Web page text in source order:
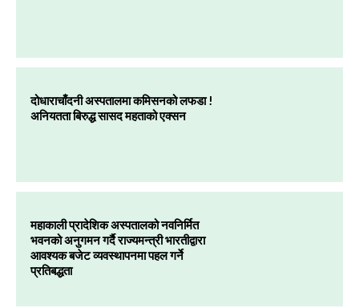
दोधाराचाँदनी अस्पतालमा कमिसनको लफडा !
अनियतता बिरुद्ध सासद महताको एक्सन
महाकाली प्रादेशिक अस्पतालको नवनिर्मित
भवनको अनुगमन गर्दै राज्यमन्त्री भारतीद्वारा
आवश्यक बजेट व्यवस्थापनमा पहल गर्ने
प्रतिबद्धता